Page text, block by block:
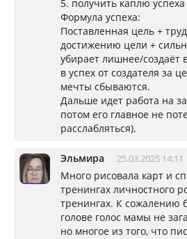
5. получить каплю успеха
Формула успеха:
Поставленная цель +
достижению цели +
убирает лишнее/создаёт
в успех от создателя за
мечты сбываются.
Дальше идет работа на
потом его главное не
расслабляться).
Эльмира 25.03.2025 14:11
Много рисовала карт и
тренингах личностного
тренингах. К сожалению
голове голос мамы не
но многое из того, что